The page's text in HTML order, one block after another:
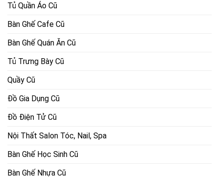
Tủ Quần Áo Cũ
Bàn Ghế Cafe Cũ
Bàn Ghế Quán Ăn Cũ
Tủ Trưng Bày Cũ
Quầy Cũ
Đồ Gia Dụng Cũ
Đồ Điện Tử Cũ
Nội Thất Salon Tóc, Nail, Spa
Bàn Ghế Học Sinh Cũ
Bàn Ghế Nhựa Cũ